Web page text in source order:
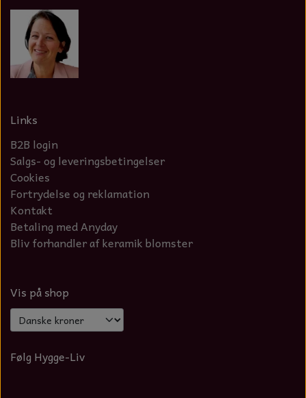
Links
B2B login
Salgs- og leveringsbetingelser
Cookies
Fortrydelse og reklamation
Kontakt
Betaling med Anyday
Bliv forhandler af keramik blomster
Vis på shop
Følg Hygge-Liv